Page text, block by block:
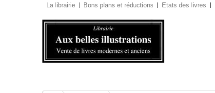
La librairie Bons plans et réductions Etats des livres